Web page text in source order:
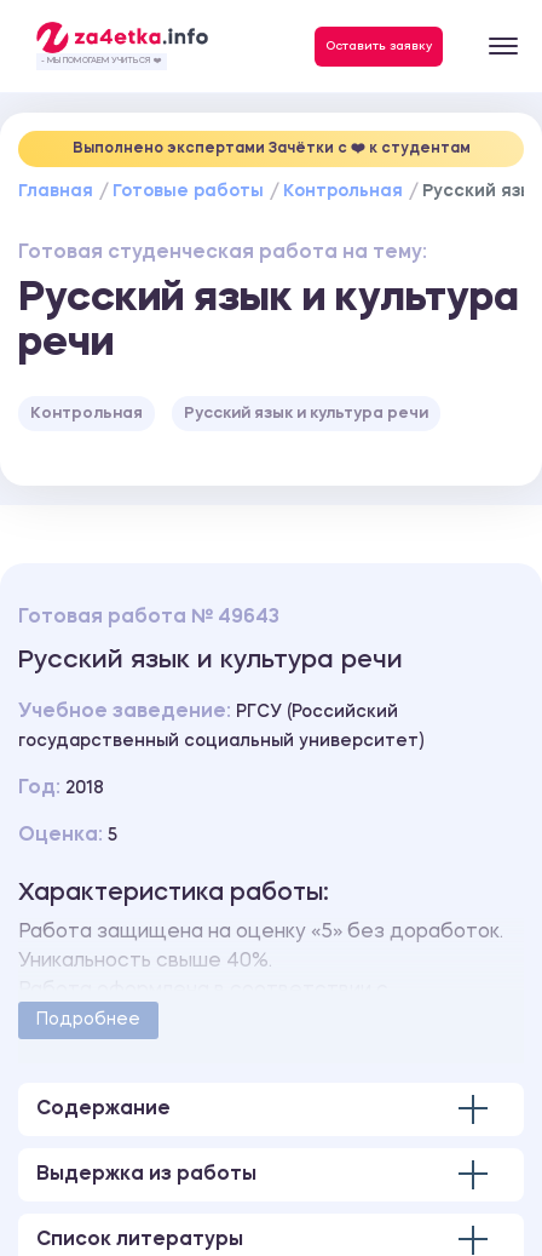
- МЫ ПОМОГАЕМ УЧИТЬСЯ ❤️
Оставить заявку
Выполнено экспертами Зачётки c ❤️ к студентам
Главная Готовые работы Контрольная Русский
Готовая студенческая работа на тему:
Русский язык и культура
речи
Контрольная Русский язык и культура речи
Готовая работа № 49643
Русский язык и культура речи
Учебное заведение: РГСУ (Российский
государственный социальный университет)
Год: 2018
Оценка: 5
Характеристика работы:
Работа защищена на оценку «5» без доработок.
Уникальность свыше 40%.
методическими указаниями учебного заведения.
Подробнее
Содержание
Выдержка из работы
Список литературы